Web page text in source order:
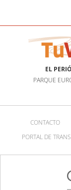
EL
PARQUE
CONTACTO
PORTAL DE